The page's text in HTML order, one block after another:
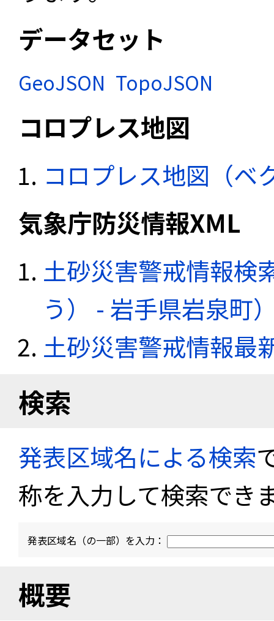
データセット
GeoJSON TopoJSON
コロプレス地図
コロプレス地図（ベ
気象庁防災情報XML
土砂災害警戒情報検
う） - 岩手県岩泉町
土砂災害警戒情報最
検索
発表区域名による検索
称を入力して検索でき
発表区域名（の一部）を入力：
概要